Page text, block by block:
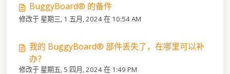
BuggyBoard® 的备件
修改于 星期三, 1 五月, 2024 在 10:54 AM
我的 BuggyBoard® 部件丢失了，在哪里可以补
办？
修改于 星期五, 5 四月, 2024 在 1:49 PM